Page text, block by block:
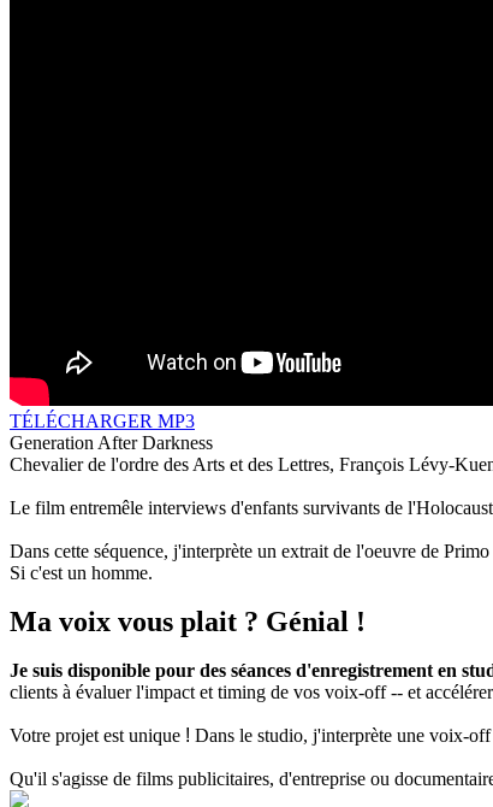
TÉLÉCHARGER MP3
Generation After Darkness
Chevalier de l'ordre des Arts et des Lettres, François Lévy-
Le film entremêle interviews d'enfants survivants de
Dans cette séquence, j'interprète un extrait de l'oeuvre de
Si c'est un homme.
Ma voix vous plait ? Génial !
Je suis disponible pour des séances d'enregistrement en
clients à évaluer l'impact et timing de vos voix-off -- et
Votre projet est unique ! Dans le studio, j'interprète une voix-off
Qu'il s'agisse de films publicitaires, d'entreprise ou